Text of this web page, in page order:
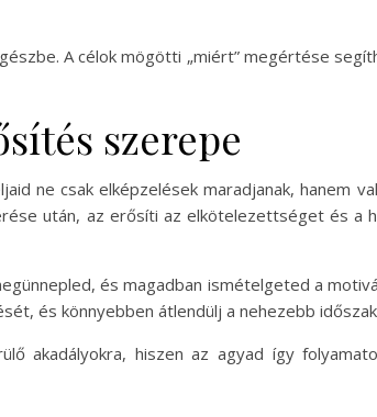
A célok mögötti „miért” megértése
szerepe
ne csak elképzelések maradjanak, hanem
után, az erősíti az elkötelezettséget és a
és magadban ismételgeted a
és könnyebben átlendülj a nehezebb
akadályokra, hiszen az agyad így